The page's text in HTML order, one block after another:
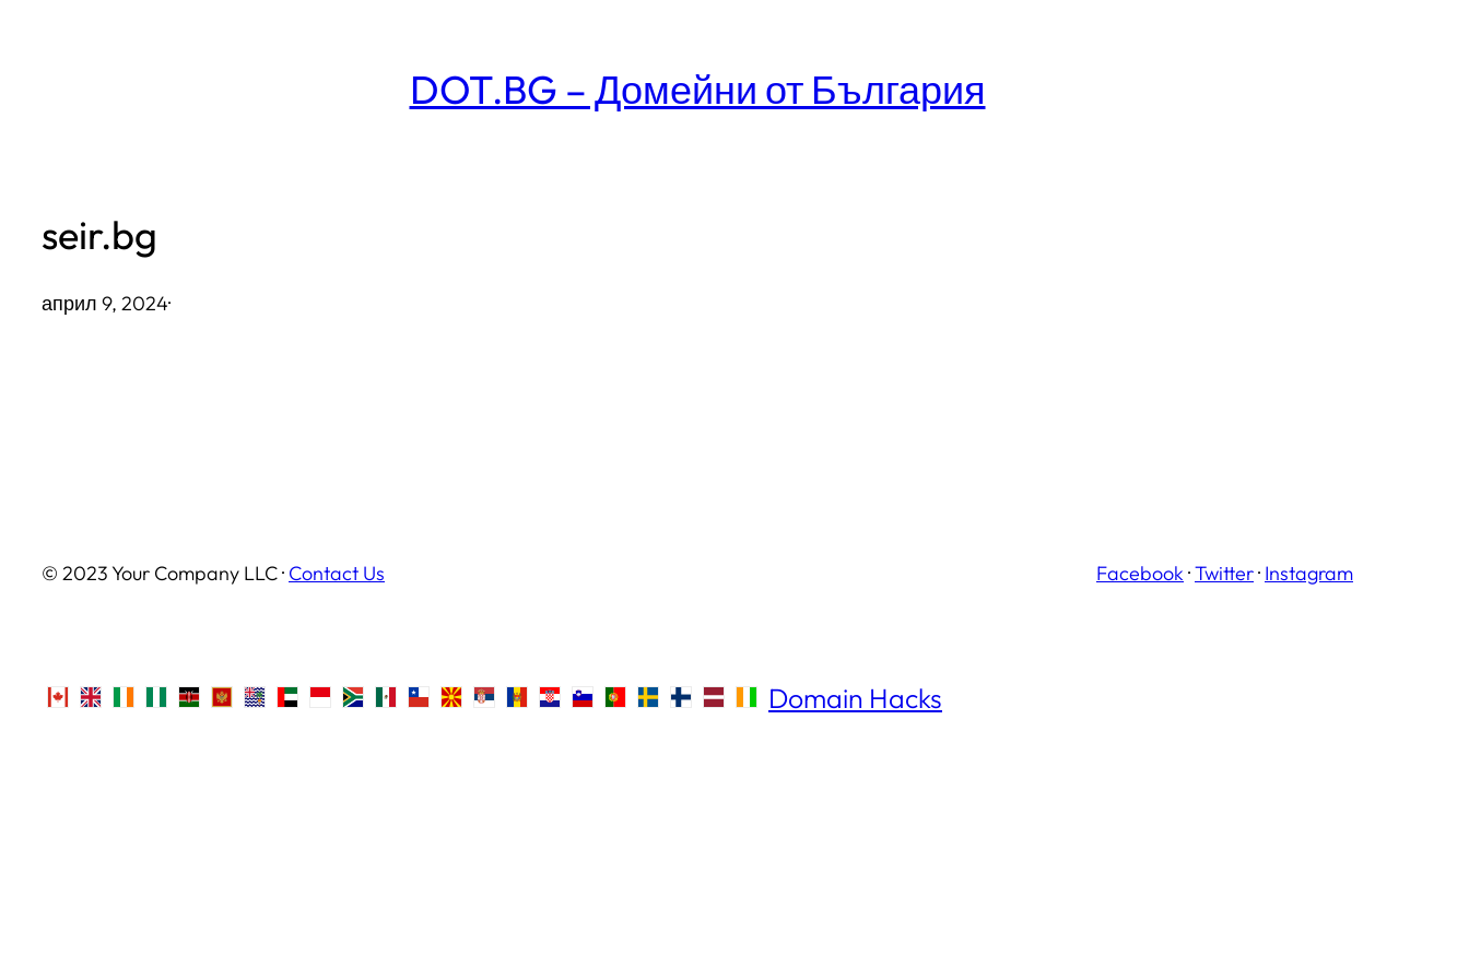
DOT.BG – Домейни от България
seir.bg
април 9, 2024·
© 2023 Your Company LLC · Contact Us Facebook ·Twitter· Instagram
Domain Hacks